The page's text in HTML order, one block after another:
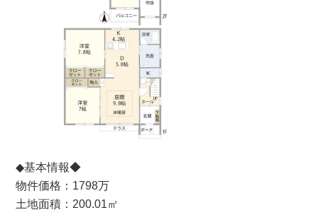
◆基本情報◆
物件価格：1798万
土地面積：200.01㎡